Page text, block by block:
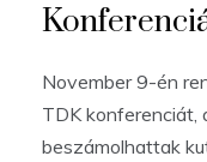
November 9-én
TDK konferenciát,
beszámolhattak